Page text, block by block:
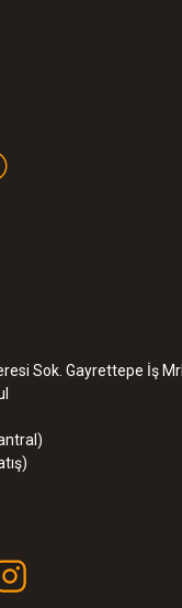
Sok. Gayrettepe İş